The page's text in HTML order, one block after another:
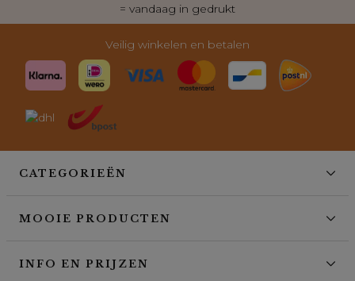
= vandaag in gedrukt
Veilig winkelen en betalen
CATEGORIEËN
MOOIE PRODUCTEN
INFO EN PRIJZEN